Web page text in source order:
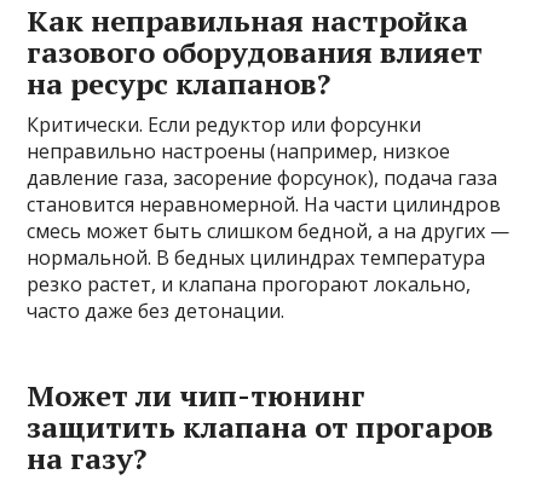
Как неправильная настройка
газового оборудования влияет
на ресурс клапанов?
Критически. Если редуктор или форсунки
неправильно настроены (например, низкое
давление газа, засорение форсунок), подача газа
становится неравномерной. На части цилиндров
смесь может быть слишком бедной, а на других —
нормальной. В бедных цилиндрах температура
резко растет, и клапана прогорают локально,
часто даже без детонации.
Может ли чип-тюнинг
защитить клапана от прогаров
на газу?